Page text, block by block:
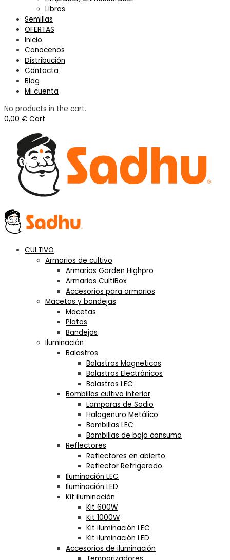
Libros
Semillas
OFERTAS
Inicio
Conocenos
Distribución
Contacta
Blog
Mi cuenta
No products in the cart.
0,00 € Cart
CULTIVO
Armarios de cultivo
Armarios Garden Highpro
Armarios CultiBox
Accesorios para armarios
Macetas y bandejas
Macetas
Platos
Bandejas
Iluminación
Balastros
Balastros Magneticos
Balastros Electrónicos
Balastros LEC
Bombillas cultivo interior
Lamparas de Sodio
Halogenuro Metálico
Bombillas LEC
Bombillas de bajo consumo
Reflectores
Reflectores en abierto
Reflector Refrigerado
Iluminación LEC
Iluminación LED
Kit iluminación
Kit 600W
Kit 1000W
Kit iluminación LEC
Kit iluminación LED
Accesorios de iluminación